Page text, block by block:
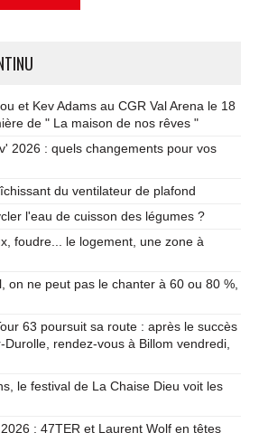
et Kev Adams au CGR Val Arena le 18
de " La maison de nos rêves "
2026 : quels changements pour vos
du ventilateur de plafond
l'eau de cuisson des légumes ?
foudre... le logement, une zone à
on ne peut pas le chanter à 60 ou 80 %,
63 poursuit sa route : après le succès
rendez-vous à Billom vendredi,
le festival de La Chaise Dieu voit les
: 47TER et Laurent Wolf en têtes